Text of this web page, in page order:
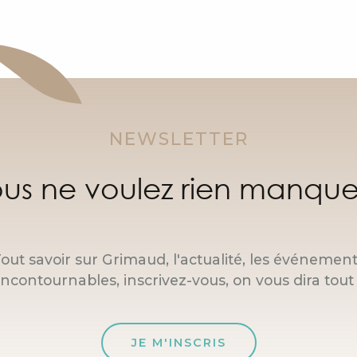
NEWSLETTER
ne voulez rien
savoir sur Grimaud, l'actualité, les
inscrivez-vous, on vous dira tout
JE M'INSCRIS